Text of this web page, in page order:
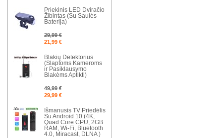
Priekinis LED Dviračio
Žibintas (Su Saulės
Baterija)
29,99 €
21,99 €
Blakių Detektorius
(Slaptoms Kameroms
ir Pasiklausymo
Blakėms Aptikti)
49,99 €
29,99 €
Išmanusis TV Priedėlis
Su Android 10 (4K,
Quad Core CPU, 2GB
RAM, Wi-Fi, Bluetooth
4.0, Miracast, DLNA )